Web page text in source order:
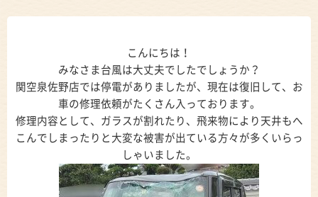
こんにちは！
みなさま台風は大丈夫でしたでしょうか？
関空泉佐野店では停電がありましたが、現在は復旧して、お
車の修理依頼がたくさん入っております。
修理内容として、ガラスが割れたり、飛来物により天井もへ
こんでしまったりと大変な被害が出ている方々が多くいらっ
しゃいました。